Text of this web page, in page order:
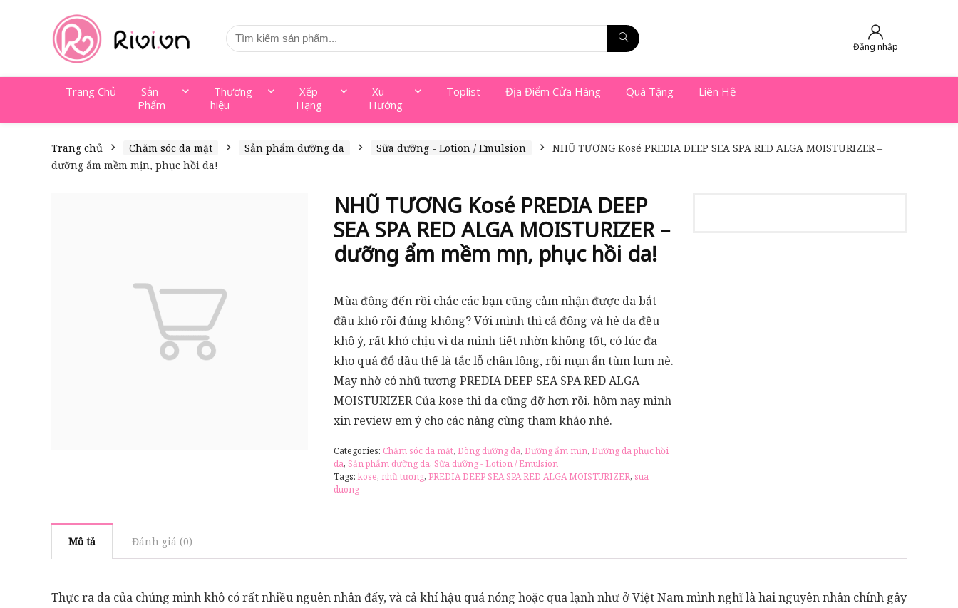
Đăng nhập
Trang Chủ
Sản
Phẩm
Thương
hiệu
Xếp
Hạng
Xu
Hướng
Toplist Địa Điểm Cửa Hàng Quà Tặng Liên Hệ
Trang chủ Chăm sóc da mặt Sản phẩm dưỡng da Sữa dưỡng - Lotion / Emulsion
NHŨ TƯƠNG Kosé PREDIA DEEP SEA SPA RED ALGA MOISTURIZER –
dưỡng ẩm mềm mịn, phục hồi da!
NHŨ TƯƠNG Kosé PREDIA DEEP
SEA SPA RED ALGA MOISTURIZER –
dưỡng ẩm mềm mịn, phục hồi da!
Mùa đông đến rồi chắc các bạn cũng cảm nhận được da bắt
đầu khô rồi đúng không? Với mình thì cả đông và hè da đều
khô ý, rất khó chịu vì da mình tiết nhờn không tốt, có lúc đa
kho quá đổ dầu thế là tắc lỗ chân lông, rồi mụn ẩn tùm lum nè.
May nhờ có nhũ tương PREDIA DEEP SEA SPA RED ALGA
MOISTURIZER Của kose thì da cũng đỡ hơn rồi. hôm nay mình
xin review em ý cho các nàng cùng tham khảo nhé.
Categories: Chăm sóc da mặt, Dòng dưỡng da, Dưỡng ẩm mịn, Dưỡng da phục hồi
da, Sản phẩm dưỡng da, Sữa dưỡng - Lotion / Emulsion
Tags:kose, nhũ tương, PREDIA DEEP SEA SPA RED ALGA MOISTURIZER, sua
duong
Mô tả Đánh giá (0)
Thực ra da của chúng mình khô có rất nhiều nguên nhân đấy, và cả khí hậu quá nóng hoặc qua lạnh như ở Việt Nam mình nghĩ là hai nguyên nhân chính gây